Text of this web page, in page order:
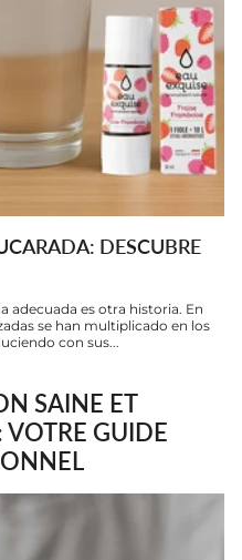
DESCUBRE
adecuada es otra historia. En
se han multiplicado en los
con sus...
SAINE ET
GUIDE